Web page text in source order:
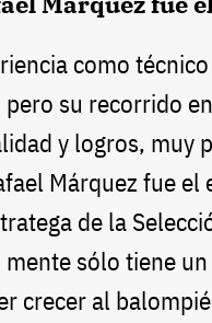
como
su recorrido
y logros, muy
Márquez fue el
de la
mente sólo tiene un
crecer al